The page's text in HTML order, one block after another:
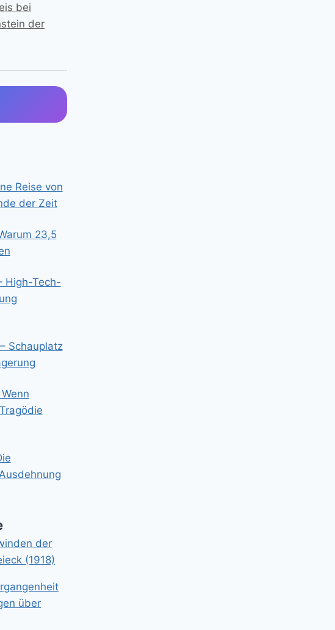
bei
der
Reise von
der Zeit
23,5
High-Tech-
Schauplatz
der
(1918)
über